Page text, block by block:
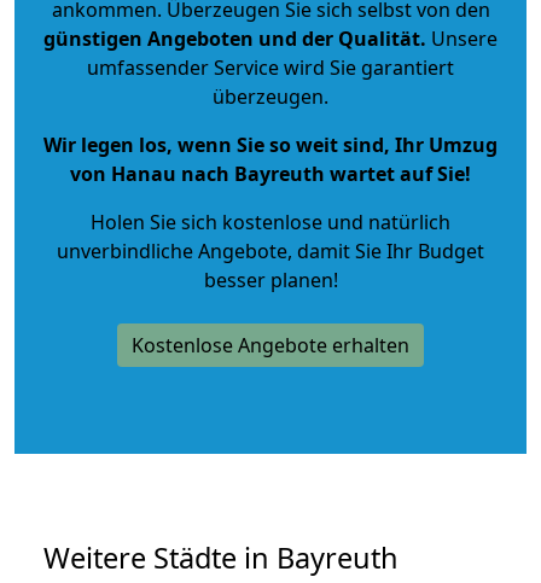
ankommen. Überzeugen Sie sich selbst von den
günstigen Angeboten und der Qualität. Unsere
umfassender Service wird Sie garantiert
überzeugen.
Wir legen los, wenn Sie so weit sind, Ihr Umzug
von Hanau nach Bayreuth wartet auf Sie!
Holen Sie sich kostenlose und natürlich
unverbindliche Angebote, damit Sie Ihr Budget
besser planen!
Kostenlose Angebote erhalten
Weitere Städte in Bayreuth